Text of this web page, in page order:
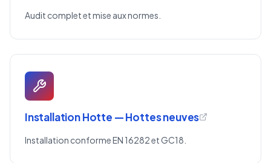
Audit complet et mise aux normes.
Installation Hotte — Hottes neuves
Installation conforme EN 16282 et GC18.